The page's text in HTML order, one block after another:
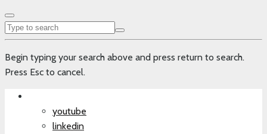
Begin typing your search above and press return to search.
Press Esc to cancel.
youtube
linkedin